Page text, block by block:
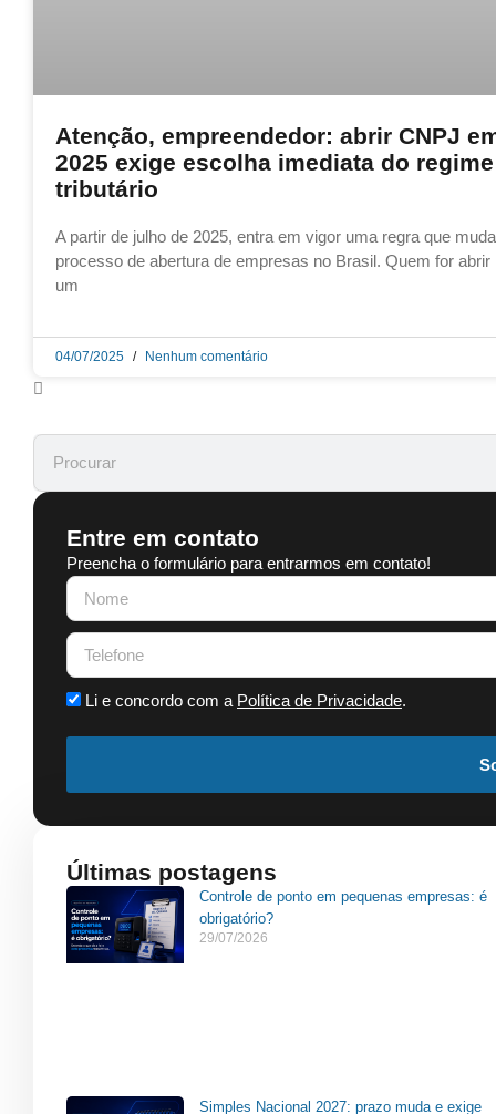
Atenção, empreendedor: abrir CNPJ
2025 exige escolha imediata do regime
tributário
A partir de julho de 2025, entra em vigor uma regra que
processo de abertura de empresas no Brasil. Quem for abrir
um
04/07/2025 Nenhum comentário
Entre em contato
Preencha o formulário para entrarmos em contato!
Li e concordo com a Política de Privacidade.
Últimas postagens
Controle de ponto em pequenas empresas: é
obrigatório?
29/07/2026
Simples Nacional 2027: prazo muda e exige